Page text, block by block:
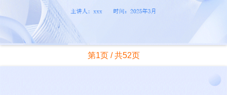
第1页 / 共52页